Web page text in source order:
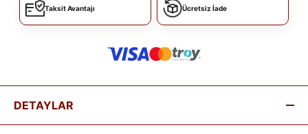
Taksit Avantajı Ücretsiz İade
DETAYLAR